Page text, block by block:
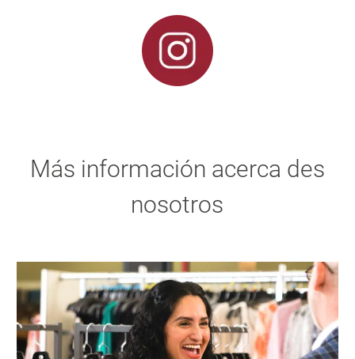
Más información acerca des
nosotros